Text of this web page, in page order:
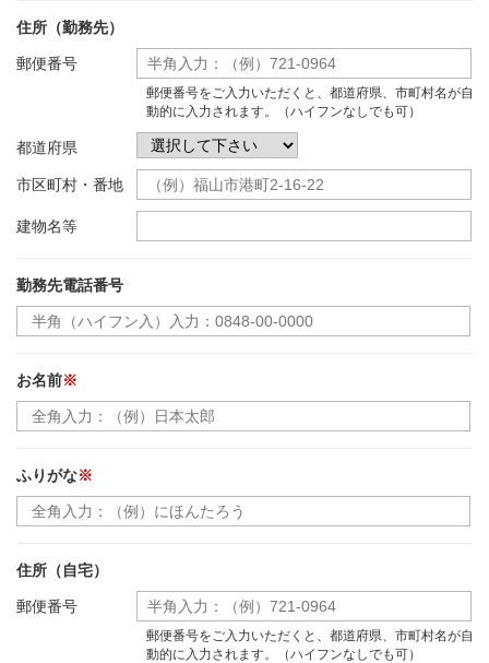
住所（勤務先）
郵便番号
郵便番号をご入力いただくと、都道府県、市町村名が自
動的に入力されます。（ハイフンなしでも可）
都道府県
市区町村・番地
建物名等
勤務先電話番号
お名前※
ふりがな※
住所（自宅）
郵便番号
郵便番号をご入力いただくと、都道府県、市町村名が自
動的に入力されます。（ハイフンなしでも可）